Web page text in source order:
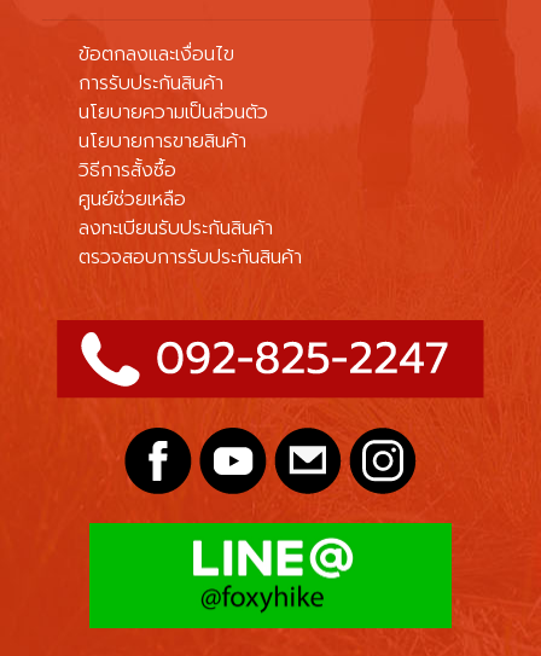
ข้อตกลงและเงื่อนไข
การรับประกันสินค้า
นโยบายความเป็นส่วนตัว
นโยบายการขายสินค้า
วิธีการสั้งซื้อ
ศูนย์ช่วยเหลือ
ลงทะเบียนรับประกันสินค้า
ตรวจสอบการรับประกันสินค้า